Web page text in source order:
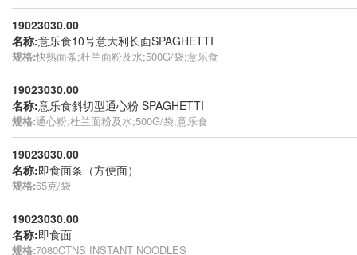
19023030.00
名称:意乐食10号意大利长面SPAGHETTI
规格:快熟面条;杜兰面粉及水;500G/袋;意乐食
19023030.00
名称:意乐食斜切型通心粉 SPAGHETTI
规格:通心粉;杜兰面粉及水;500G/袋;意乐食
19023030.00
名称:即食面条（方便面）
规格:65克/袋
19023030.00
名称:即食面
规格:7080CTNS INSTANT NOODLES